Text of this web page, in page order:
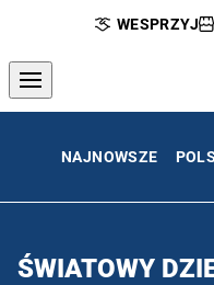
WESPRZYJ
NAJNOWSZE
ŚWIATOWY